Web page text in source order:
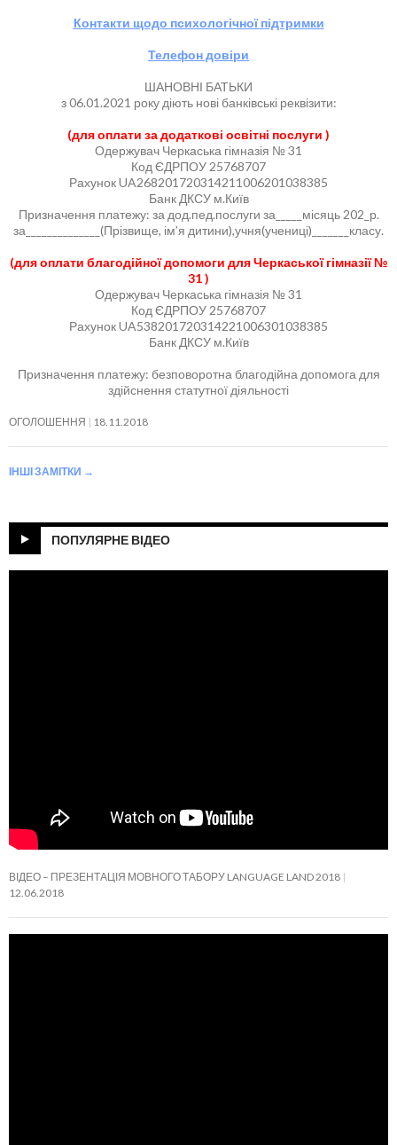
Контакти щодо психологічної підтримки
Телефон довіри
ШАНОВНІ БАТЬКИ
з 06.01.2021 року діють нові банківські реквізити:
(для оплати за додаткові освітні послуги )
Одержувач Черкаська гімназія № 31
Код ЄДРПОУ 25768707
Рахунок UA268201720314211006201038385
Банк ДКСУ м.Київ
Призначення платежу: за дод.пед.послуги за_____місяць 202_р.
за______________(Прізвище, ім’я дитини),учня(учениці)_______класу.
(для оплати благодійної допомоги для Черкаської гімназії №
31 )
Одержувач Черкаська гімназія № 31
Код ЄДРПОУ 25768707
Рахунок UA538201720314221006301038385
Банк ДКСУ м.Київ
Призначення платежу: безповоротна благодійна допомога для
здійснення статутної діяльності
ОГОЛОШЕННЯ 18.11.2018
ІНШІ ЗАМІТКИ →
ПОПУЛЯРНЕ ВІДЕО
ВІДЕО – ПРЕЗЕНТАЦІЯ МОВНОГО ТАБОРУ LANGUAGE LAND 2018
12.06.2018